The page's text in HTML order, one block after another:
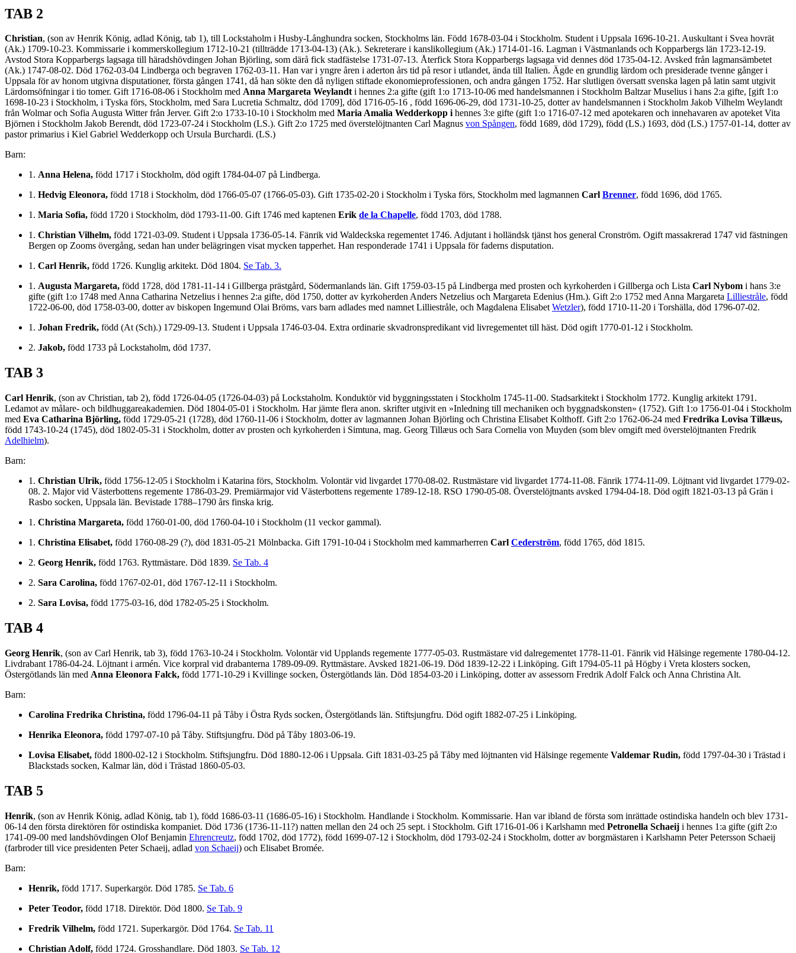
TAB 2
Christian, (son av Henrik König, adlad König, tab 1), till Lockstaholm i Husby-Långhundra socken, Stockholms län. Född 1678-03-04 i Stockholm. Student i Uppsala 1696-10-21. Auskultant i Svea hovrät
(Ak.) 1709-10-23. Kommissarie i kommerskollegium 1712-10-21 (tillträdde 1713-04-13) (Ak.). Sekreterare i kanslikollegium (Ak.) 1714-01-16. Lagman i Västmanlands och Kopparbergs län 1723-12-19.
Avstod Stora Kopparbergs lagsaga till häradshövdingen Johan Björling, som därå fick stadfästelse 1731-07-13. Återfick Stora Kopparbergs lagsaga vid dennes död 1735-04-12. Avsked från lagmansämbetet
(Ak.) 1747-08-02. Död 1762-03-04 Lindberga och begraven 1762-03-11. Han var i yngre åren i aderton års tid på resor i utlandet, ända till Italien. Ägde en grundlig lärdom och presiderade tvenne gånger i
Uppsala för av honom utgivna disputationer, första gången 1741, då han sökte den då nyligen stiftade ekonomieprofessionen, och andra gången 1752. Har slutligen översatt svenska lagen på latin samt utgivit
Lärdomsöfningar i tio tomer. Gift 1716-08-06 i Stockholm med Anna Margareta Weylandti hennes 2:a gifte (gift 1:o 1713-10-06 med handelsmannen i Stockholm Baltzar Muselius i hans 2:a gifte, [gift 1:o
1698-10-23 i Stockholm, i Tyska förs, Stockholm, med Sara Lucretia Schmaltz, död 1709], död 1716-05-16 , född 1696-06-29, död 1731-10-25, dotter av handelsmannen i Stockholm Jakob Vilhelm Weylandt
från Wolmar och Sofia Augusta Witter från Jerver. Gift 2:o 1733-10-10 i Stockholm med Maria Amalia Wedderkopp ihennes 3:e gifte (gift 1:o 1716-07-12 med apotekaren och innehavaren av apoteket Vita
Björnen i Stockholm Jakob Berendt, död 1723-07-24 i Stockholm (LS.). Gift 2:o 1725 med överstelöjtnanten Carl Magnus von Spången, född 1689, död 1729), född (LS.) 1693, död (LS.) 1757-01-14, dotter av
pastor primarius i Kiel Gabriel Wedderkopp och Ursula Burchardi. (LS.)
Barn:
1. Anna Helena, född 1717 i Stockholm, död ogift 1784-04-07 på Lindberga.
1. Hedvig Eleonora, född 1718 i Stockholm, död 1766-05-07 (1766-05-03). Gift 1735-02-20 i Stockholm i Tyska förs, Stockholm med lagmannen Carl Brenner, född 1696, död 1765.
1. Maria Sofia, född 1720 i Stockholm, död 1793-11-00. Gift 1746 med kaptenen Erik de la Chapelle, född 1703, död 1788.
1. Christian Vilhelm, född 1721-03-09. Student i Uppsala 1736-05-14. Fänrik vid Waldeckska regementet 1746. Adjutant i holländsk tjänst hos general Cronström. Ogift massakrerad 1747 vid fästningen
Bergen op Zooms övergång, sedan han under belägringen visat mycken tapperhet. Han responderade 1741 i Uppsala för faderns disputation.
1. Carl Henrik, född 1726. Kunglig arkitekt. Död 1804. Se Tab. 3.
1. Augusta Margareta, född 1728, död 1781-11-14 i Gillberga prästgård, Södermanlands län. Gift 1759-03-15 på Lindberga med prosten och kyrkoherden i Gillberga och Lista Carl Nybom i hans 3:e
gifte (gift 1:o 1748 med Anna Catharina Netzelius i hennes 2:a gifte, död 1750, dotter av kyrkoherden Anders Netzelius och Margareta Edenius (Hm.). Gift 2:o 1752 med Anna Margareta Lilliestråle, född
1722-06-00, död 1758-03-00, dotter av biskopen Ingemund Olai Bröms, vars barn adlades med namnet Lilliestråle, och Magdalena ElisabetWetzler), född 1710-11-20 i Torshälla, död 1796-07-02.
1. Johan Fredrik, född (At (Sch).) 1729-09-13. Student i Uppsala 1746-03-04. Extra ordinarie skvadronspredikant vid livregementet till häst. Död ogift 1770-01-12 i Stockholm.
2. Jakob, född 1733 på Lockstaholm, död 1737.
TAB 3
Carl Henrik, (son av Christian, tab 2), född 1726-04-05 (1726-04-03) på Lockstaholm. Konduktör vid byggningsstaten i Stockholm 1745-11-00. Stadsarkitekt i Stockholm 1772. Kunglig arkitekt 1791.
Ledamot av målare- och bildhuggareakademien. Död 1804-05-01 i Stockholm. Har jämte flera anon. skrifter utgivit en »Inledning till mechaniken och byggnadskonsten» (1752). Gift 1:o 1756-01-04 i Stockholm
med Eva Catharina Björling, född 1729-05-21 (1728), död 1760-11-06 i Stockholm, dotter av lagmannen Johan Björling och Christina Elisabet Kolthoff. Gift 2:o 1762-06-24 med Fredrika Lovisa Tillæus,
född 1743-10-24 (1745), död 1802-05-31 i Stockholm, dotter av prosten och kyrkoherden i Simtuna, mag. Georg Tillæus och Sara Cornelia von Muyden (som blev omgift med överstelöjtnanten Fredrik
Adelhielm).
Barn:
1. Christian Ulrik, född 1756-12-05 i Stockholm i Katarina förs, Stockholm. Volontär vid livgardet 1770-08-02. Rustmästare vid livgardet 1774-11-08. Fänrik 1774-11-09. Löjtnant vid livgardet 1779-02-
08. 2. Major vid Västerbottens regemente 1786-03-29. Premiärmajor vid Västerbottens regemente 1789-12-18. RSO 1790-05-08. Överstelöjtnants avsked 1794-04-18. Död ogift 1821-03-13 på Grän i
Rasbo socken, Uppsala län. Bevistade 1788–1790 års finska krig.
1. Christina Margareta, född 1760-01-00, död 1760-04-10 i Stockholm (11 veckor gammal).
1. Christina Elisabet, född 1760-08-29 (?), död 1831-05-21 Mölnbacka. Gift 1791-10-04 i Stockholm med kammarherren Carl Cederström, född 1765, död 1815.
2. Georg Henrik, född 1763. Ryttmästare. Död 1839. Se Tab. 4
2. Sara Carolina, född 1767-02-01, död 1767-12-11 i Stockholm.
2. Sara Lovisa, född 1775-03-16, död 1782-05-25 i Stockholm.
TAB 4
Georg Henrik, (son av Carl Henrik, tab 3), född 1763-10-24 i Stockholm. Volontär vid Upplands regemente 1777-05-03. Rustmästare vid dalregementet 1778-11-01. Fänrik vid Hälsinge regemente 1780-04-12.
Livdrabant 1786-04-24. Löjtnant i armén. Vice korpral vid drabanterna 1789-09-09. Ryttmästare. Avsked 1821-06-19. Död 1839-12-22 i Linköping. Gift 1794-05-11 på Högby i Vreta klosters socken,
Östergötlands län med Anna Eleonora Falck, född 1771-10-29 i Kvillinge socken, Östergötlands län. Död 1854-03-20 i Linköping, dotter av assessorn Fredrik Adolf Falck och Anna Christina Alt.
Barn:
Carolina Fredrika Christina, född 1796-04-11 på Tåby i Östra Ryds socken, Östergötlands län. Stiftsjungfru. Död ogift 1882-07-25 i Linköping.
Henrika Eleonora, född 1797-07-10 på Tåby. Stiftsjungfru. Död på Tåby 1803-06-19.
Lovisa Elisabet, född 1800-02-12 i Stockholm. Stiftsjungfru. Död 1880-12-06 i Uppsala. Gift 1831-03-25 på Tåby med löjtnanten vid Hälsinge regemente Valdemar Rudin, född 1797-04-30 i Trästad i
Blackstads socken, Kalmar län, död i Trästad 1860-05-03.
TAB 5
Henrik, (son av Henrik König, adlad König, tab 1), född 1686-03-11 (1686-05-16) i Stockholm. Handlande i Stockholm. Kommissarie. Han var ibland de första som inrättade ostindiska handeln och blev 1731-
06-14 den första direktören för ostindiska kompaniet. Död 1736 (1736-11-11?) natten mellan den 24 och 25 sept. i Stockholm. Gift 1716-01-06 i Karlshamn med Petronella Schaeij i hennes 1:a gifte (gift 2:o
1741-09-00 med landshövdingen Olof Benjamin Ehrencreutz, född 1702, död 1772), född 1699-07-12 i Stockholm, död 1793-02-24 i Stockholm, dotter av borgmästaren i Karlshamn Peter Petersson Schaeij
(farbroder till vice presidenten Peter Schaeij, adlad von Schaeij) och Elisabet Bromée.
Barn:
Henrik, född 1717. Superkargör. Död 1785. Se Tab. 6
Peter Teodor, född 1718. Direktör. Död 1800. Se Tab. 9
Fredrik Vilhelm, född 1721. Superkargör. Död 1764. Se Tab. 11
Christian Adolf, född 1724. Grosshandlare. Död 1803. Se Tab. 12